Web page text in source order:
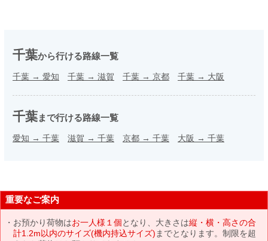
千葉から行ける路線一覧
千葉 → 愛知 千葉 → 滋賀 千葉 → 京都 千葉 → 大阪
千葉まで行ける路線一覧
愛知 → 千葉 滋賀 → 千葉 京都 → 千葉 大阪 → 千葉
重要なご案内
お預かり荷物はお一人様１個となり、大きさは縦・横・高さの合
計1.2m以内のサイズ(機内持込サイズ) までとなります。制限を超